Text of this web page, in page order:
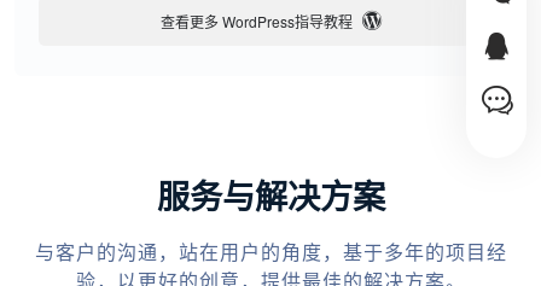
查看更多 WordPress指导教程
服务与解决方案
与客户的沟通，站在用户的角度，基于多年的项目经